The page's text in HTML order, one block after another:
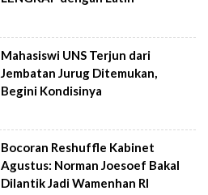
Mahasiswi UNS Terjun dari
Jembatan Jurug Ditemukan,
Begini Kondisinya
Bocoran Reshuffle Kabinet
Agustus: Norman Joesoef Bakal
Dilantik Jadi Wamenhan RI